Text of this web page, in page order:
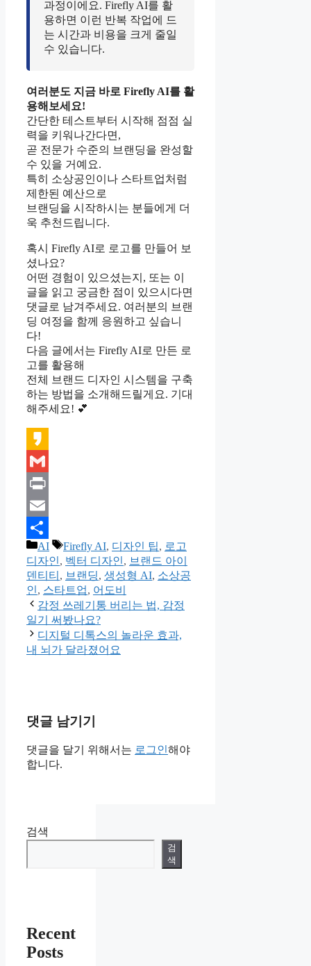
과정이에요. Firefly AI를 활
용하면 이런 반복 작업에 드
는 시간과 비용을 크게 줄일
수 있습니다.
여러분도 지금 바로 Firefly AI를 활
용해보세요!
간단한 테스트부터 시작해 점점 실
력을 키워나간다면,
곧 전문가 수준의 브랜딩을 완성할
수 있을 거예요.
특히 소상공인이나 스타트업처럼
제한된 예산으로
브랜딩을 시작하시는 분들에게 더
욱 추천드립니다.
혹시 Firefly AI로 로고를 만들어 보
셨나요?
어떤 경험이 있으셨는지, 또는 이
글을 읽고 궁금한 점이 있으시다면
댓글로 남겨주세요. 여러분의 브랜
딩 여정을 함께 응원하고 싶습니
다!
다음 글에서는 Firefly AI로 만든 로
고를 활용해
전체 브랜드 디자인 시스템을 구축
하는 방법을 소개해드릴게요. 기대
해주세요! 💕
Kakao
Gmail
Print
Email
Share
카
테
고
리
AI
태
그
Firefly AI, 디자인 팁, 로고
디자인, 벡터 디자인, 브랜드 아이
덴티티 , 브랜딩, 생성형 AI, 소상공
인, 스타트업, 어도비
감정 쓰레기통 버리는 법, 감정
일기 써봤나요?
디지털 디톡스의 놀라운 효과,
내 뇌가 달라졌어요
댓글 남기기
댓글을 달기 위해서는 로그인해야
합니다.
검색
검
색
Recent
Posts